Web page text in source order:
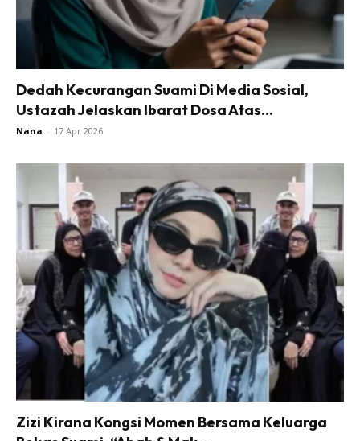
Dedah Kecurangan Suami Di Media Sosial,
Ustazah Jelaskan Ibarat Dosa Atas...
Nana - 17 Apr 2026
Zizi Kirana Kongsi Momen Bersama Keluarga